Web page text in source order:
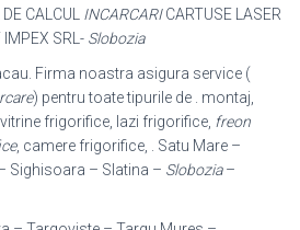
CALCUL INCARCARICARTUSE LASER
IMPEX SRL- Slobozia
Firma noastra asigura service (
) pentru toate tipurile de . montaj,
frigorifice, lazi frigorifice, freon
, camere frigorifice, . Satu Mare –
Sighisoara – Slatina – Slobozia–